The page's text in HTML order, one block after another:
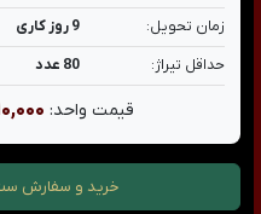
زمان تحویل:
9 روز کاری
حداقل تیراژ:
80 عدد
قیمت واحد:
خرید و سفارش